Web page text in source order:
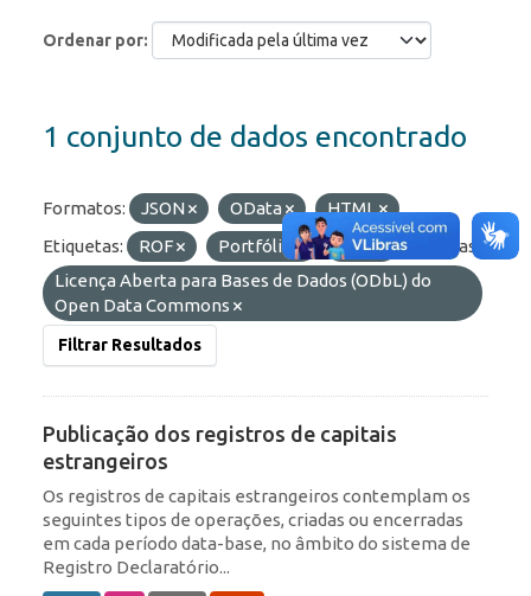
Ordenar por
1 conjunto de dados encontrado
Formatos: JSON OData
HTML
Etiquetas:
ROF Portfólio RDE
Licenças:
Licença Aberta para Bases de Dados (ODbL) do
Open Data Commons
Filtrar Resultados
Publicação dos registros de capitais
estrangeiros
Os registros de capitais estrangeiros contemplam os
seguintes tipos de operações, criadas ou encerradas
em cada período data-base, no âmbito do sistema de
Registro Declaratório...